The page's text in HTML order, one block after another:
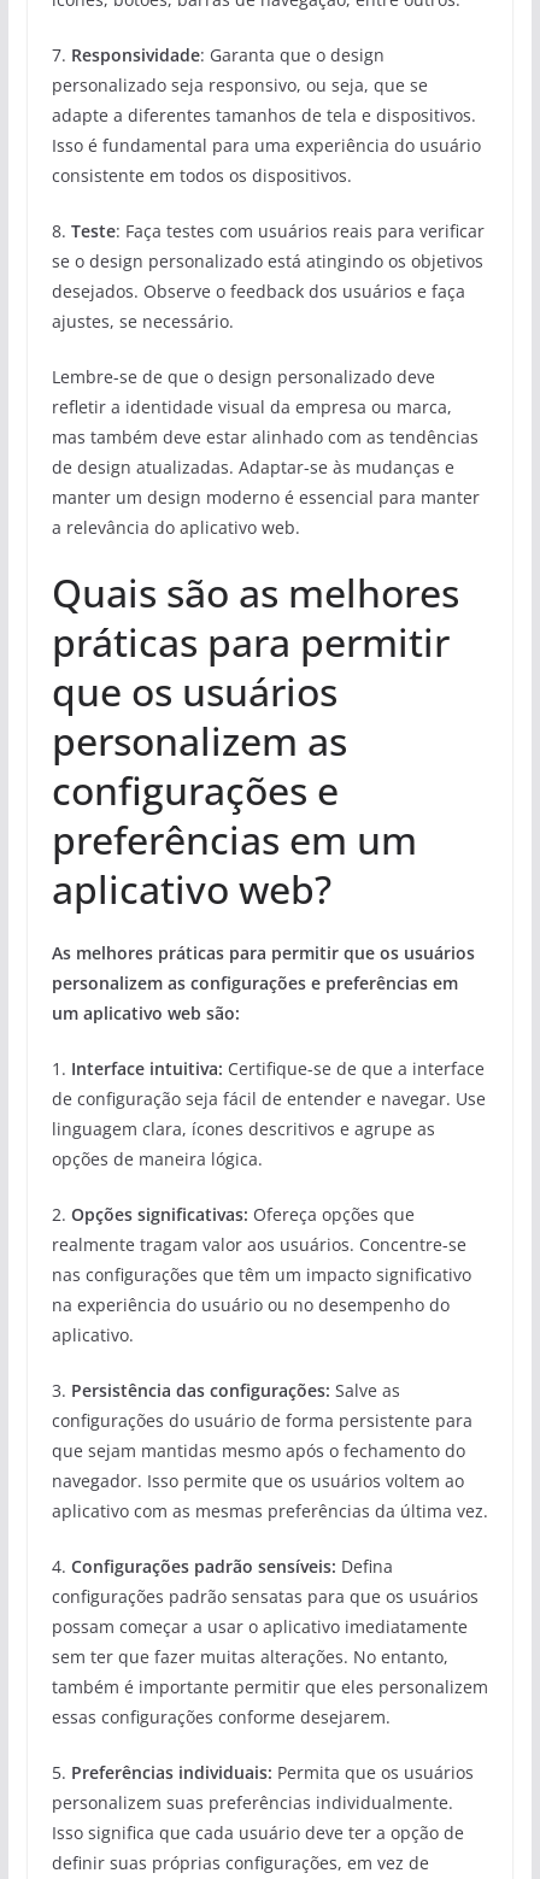
7. Responsividade: Garanta que o design
personalizado seja responsivo, ou seja, que se
adapte a diferentes tamanhos de tela e dispositivos.
Isso é fundamental para uma experiência do usuário
consistente em todos os dispositivos.
8. Teste: Faça testes com usuários reais para verificar
se o design personalizado está atingindo os objetivos
desejados. Observe o feedback dos usuários e faça
ajustes, se necessário.
Lembre-se de que o design personalizado deve
refletir a identidade visual da empresa ou marca,
mas também deve estar alinhado com as tendências
de design atualizadas. Adaptar-se às mudanças e
manter um design moderno é essencial para manter
a relevância do aplicativo web.
Quais são as melhores
práticas para permitir
que os usuários
personalizem as
configurações e
preferências em um
aplicativo web?
As melhores práticas para permitir que os usuários
personalizem as configurações e preferências em
um aplicativo web são:
1. Interface intuitiva: Certifique-se de que a interface
de configuração seja fácil de entender e navegar. Use
linguagem clara, ícones descritivos e agrupe as
opções de maneira lógica.
2. Opções significativas: Ofereça opções que
realmente tragam valor aos usuários. Concentre-se
nas configurações que têm um impacto significativo
na experiência do usuário ou no desempenho do
aplicativo.
3. Persistência das configurações: Salve as
configurações do usuário de forma persistente para
que sejam mantidas mesmo após o fechamento do
navegador. Isso permite que os usuários voltem ao
aplicativo com as mesmas preferências da última vez.
4. Configurações padrão sensíveis: Defina
configurações padrão sensatas para que os usuários
possam começar a usar o aplicativo imediatamente
sem ter que fazer muitas alterações. No entanto,
também é importante permitir que eles personalizem
essas configurações conforme desejarem.
5. Preferências individuais: Permita que os usuários
personalizem suas preferências individualmente.
Isso significa que cada usuário deve ter a opção de
definir suas próprias configurações, em vez de